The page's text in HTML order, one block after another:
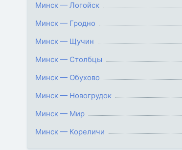
Минск — Логойск
Минск — Гродно
Минск — Щучин
Минск — Столбцы
Минск — Обухово
Минск — Новогрудок
Минск — Мир
Минск — Кореличи